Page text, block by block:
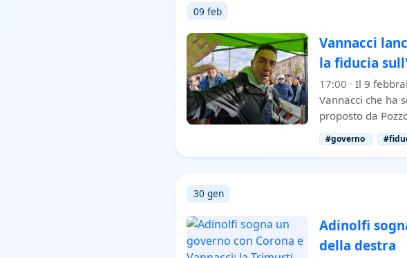
09 feb
Vannacci
la fiducia
17:00 · Il 9
Vannacci che ha
proposto da
#governo
30 gen
Adinolfi
della destra